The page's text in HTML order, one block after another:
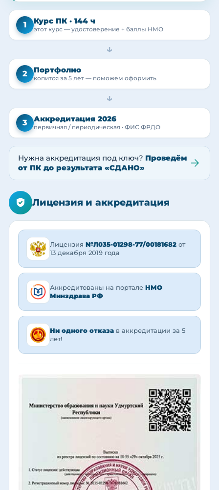
1 Курс ПК · 144 ч
этот курс — удостоверение + баллы НМО
→
2 Портфолио
копится за 5 лет — поможем оформить
→
3 Аккредитация 2026
первичная / периодическая · ФИС ФРДО
Нужна аккредитация под ключ? Проведём
от ПК до результата «СДАНО»
Лицензия и аккредитация
Лицензия №Л035-01298-77/00181682 от
13 декабря 2019 года
Аккредитованы на портале НМО
Минздрава РФ
Ни одного отказа в аккредитации за 5
лет!